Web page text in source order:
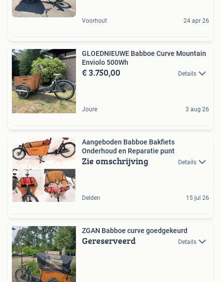
Voorhout 24 apr 26
GLOEDNIEUWE Babboe Curve Mountain
Enviolo 500Wh
€ 3.750,00 Details
Joure 3 aug 26
Aangeboden Babboe Bakfiets
Onderhoud en Reparatie punt
Zie omschrijving Details
Delden 15 jul 26
ZGAN Babboe curve goedgekeurd
Gereserveerd Details